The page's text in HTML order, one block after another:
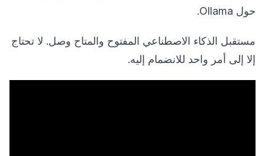
حول Ollama.
مستقبل الذكاء الاصطناعي المفتوح والمتاح وصل. لا تحتاج
إلا إلى أمر واحد للانضمام إليه.